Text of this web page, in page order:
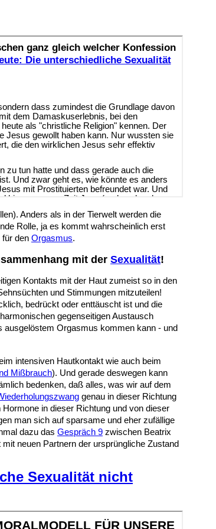
Anders als in der Tierwelt werden die
Rolle, ja es kommt wahrscheinlich erst
für den Orgasmus.
mit der Sexualität!
Kontakts mit der Haut zumeist so in den
und Stimmungen mitzuteilen!
bedrückt oder enttäuscht ist und die
gegenseitigen Austausch
ausgelöstem Orgasmus kommen kann - und
intensiven Hautkontakt wie auch beim
Mißbrauch). Und gerade deswegen kann
bedenken, daß alles, was wir auf dem
genau in dieser Richtung
Hormone in dieser Richtung und von dieser
man sich auf sparsame und eher zufällige
dazu das Gespräch 9 zwischen Beatrix
neuen Partnern der ursprüngliche Zustand
Sexualität nicht